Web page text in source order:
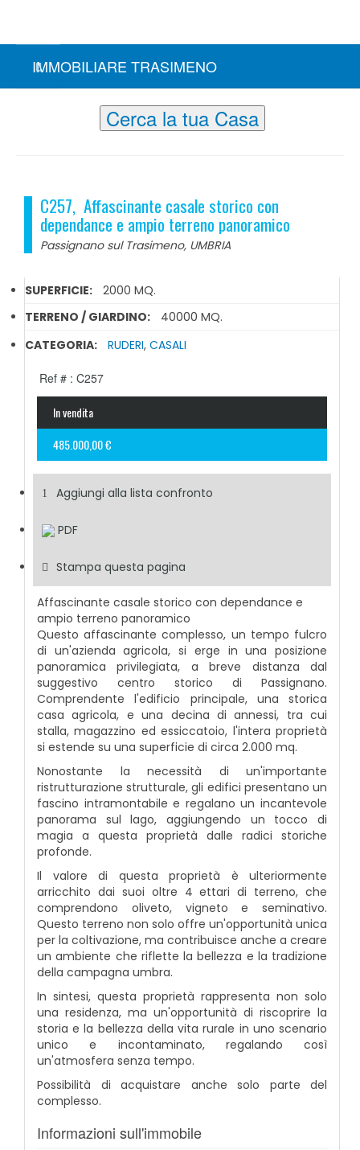
IMMOBILIARE TRASIMENO
Cerca la tua Casa
C257, Affascinante casale storico con
dependance e ampio terreno panoramico
Passignano sul Trasimeno, UMBRIA
SUPERFICIE:
2000 MQ.
TERRENO / GIARDINO:
40000 MQ.
CATEGORIA:
RUDERI, CASALI
Ref # : C257
In vendita
485.000,00 €
Aggiungi alla lista confronto
PDF
Stampa questa pagina
Affascinante casale storico con dependance e
ampio terreno panoramico
Questo affascinante complesso, un tempo fulcro
di un'azienda agricola, si erge in una posizione
panoramica privilegiata, a breve distanza dal
suggestivo centro storico di Passignano.
Comprendente l'edificio principale, una storica
casa agricola, e una decina di annessi, tra cui
stalla, magazzino ed essiccatoio, l'intera proprietà
si estende su una superficie di circa 2.000 mq.
Nonostante la necessità di un'importante
ristrutturazione strutturale, gli edifici presentano un
fascino intramontabile e regalano un incantevole
panorama sul lago, aggiungendo un tocco di
magia a questa proprietà dalle radici storiche
profonde.
Il valore di questa proprietà è ulteriormente
arricchito dai suoi oltre 4 ettari di terreno, che
comprendono oliveto, vigneto e seminativo.
Questo terreno non solo offre un'opportunità unica
per la coltivazione, ma contribuisce anche a creare
un ambiente che riflette la bellezza e la tradizione
della campagna umbra.
In sintesi, questa proprietà rappresenta non solo
una residenza, ma un'opportunità di riscoprire la
storia e la bellezza della vita rurale in uno scenario
unico e incontaminato, regalando così
un'atmosfera senza tempo.
Possibilità di acquistare anche solo parte del
complesso.
Informazioni sull'immobile